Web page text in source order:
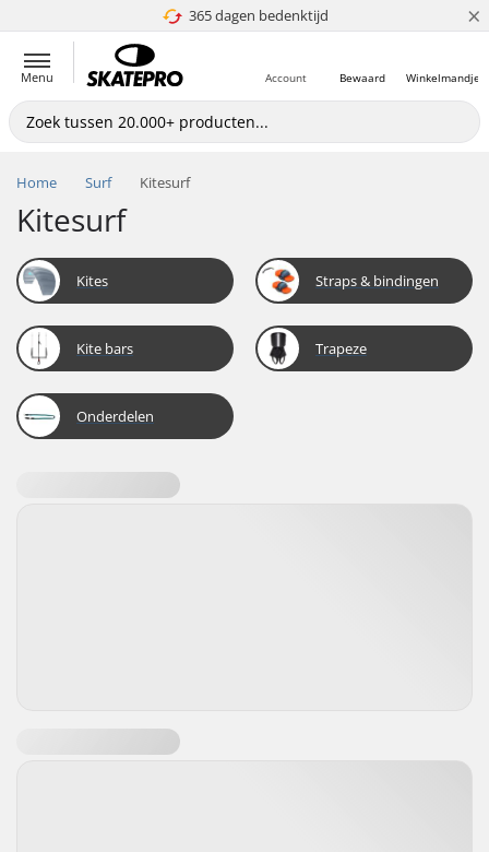
365 dagen bedenktijd
4.8 van 5 ×
Menu Winkelmandje
Bewaard
Account
Home Surf Kitesurf
Kitesurf
Kites Straps & bindingen
Kite bars Trapeze
Onderdelen